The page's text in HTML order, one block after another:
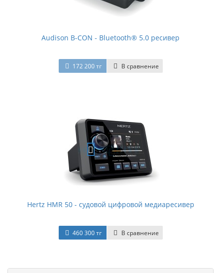
Audison B-CON - Bluetooth® 5.0 ресивер
172 200 тг В сравнение
Hertz HMR 50 - судовой цифровой медиаресивер
460 300 тг В сравнение